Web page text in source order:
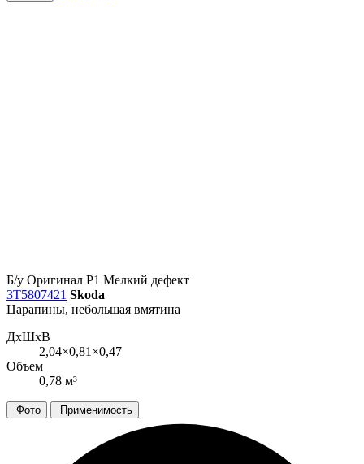
Б/у Оригинал Р1 Мелкий дефект
3T5807421 Skoda
Царапины, небольшая вмятина
ДxШxВ
2,04×0,81×0,47
Объем
0,78 м³
Фото Применимость